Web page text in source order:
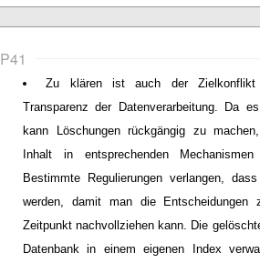
P41
Zu klären ist auch der
Transparenz der Datenverarbeitung. Da
kann Löschungen rückgängig zu
Inhalt in entsprechenden
Bestimmte Regulierungen verlangen,
werden, damit man die Entscheidungen
Zeitpunkt nachvollziehen kann. Die
Datenbank in einem eigenen Index